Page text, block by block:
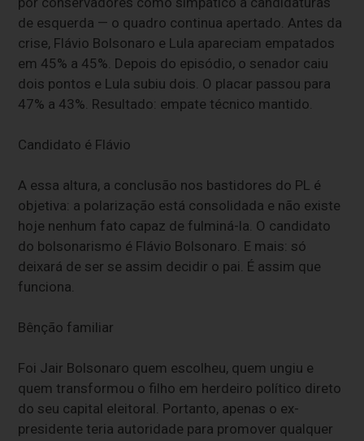
de esquerda — o quadro continua apertado. Antes da
crise, Flávio Bolsonaro e Lula apareciam empatados
em 45% a 45%. Depois do episódio, o senador caiu
dois pontos e Lula subiu dois. O placar passou para
47% a 43%. Resultado: empate técnico mantido.
Candidato é Flávio
A essa altura, a conclusão nos bastidores do PL é
objetiva: a polarização está consolidada e não existe
hoje nenhum fato capaz de fulminá-la. O candidato
do bolsonarismo é Flávio Bolsonaro. E mais: só
deixará de ser se assim decidir o pai. É assim que
funciona.
Bênção familiar
Foi Jair Bolsonaro quem escolheu, quem ungiu e
quem transformou o filho em herdeiro político direto
do seu capital eleitoral. Portanto, apenas o ex-
presidente teria autoridade para promover qualquer